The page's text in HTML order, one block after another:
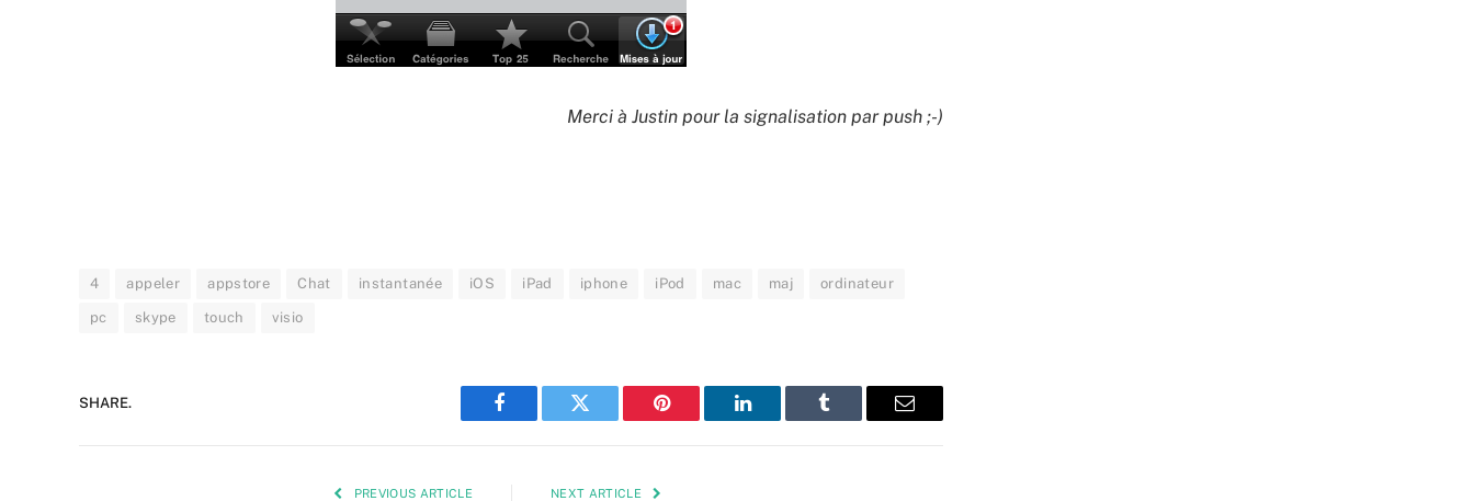
Merci à Justin pour la signalisation par push ;-)
4 appeler appstore Chat instantanée iOS iPad iphone iPod mac maj ordinateur
pc skype touch visio
SHARE.
Facebook Twitter Pinterest LinkedIn Tumblr Email
PREVIOUS ARTICLE NEXT ARTICLE